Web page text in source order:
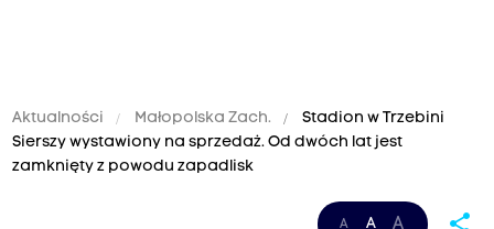
Aktualności Małopolska Zach.
Stadion w Trzebini
Sierszy wystawiony na sprzedaż. Od dwóch lat jest
zamknięty z powodu zapadlisk
A A A share